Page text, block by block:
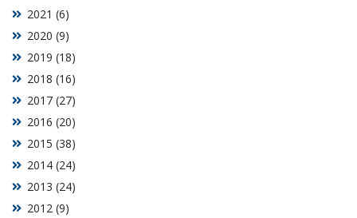
2012 (9)
2013 (24)
2014 (24)
2015 (38)
2016 (20)
2017 (27)
2018 (16)
2019 (18)
2020 (9)
2021 (6)